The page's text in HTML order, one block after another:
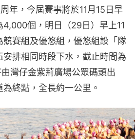
年，今屆賽事將於11月15日早
4,000個，明日（29日）早上11
競賽組及優悠組，優悠組設「隊
排相同時段下水，截止時間為
灣仔金紫荊廣場公眾碼頭出
終點，全長約一公里。